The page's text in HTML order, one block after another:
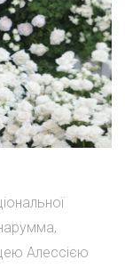
Алессією